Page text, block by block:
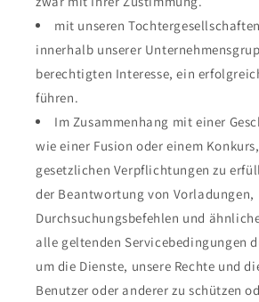
mit unseren
innerhalb unserer
berechtigten Interesse, ein
führen.
Im Zusammenhang mit einer
wie einer Fusion oder einem
gesetzlichen Verpflichtungen zu
der Beantwortung von Vorladungen,
Durchsuchungsbefehlen und
alle geltenden Servicebedingungen
um die Dienste, unsere Rechte und
Benutzer oder anderer zu schützen